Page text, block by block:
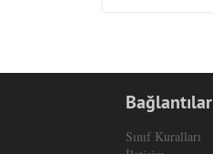
Bağlantılar
Sınıf Kuralları